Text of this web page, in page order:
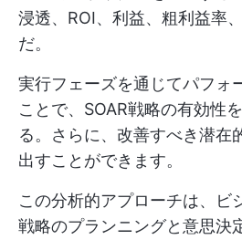
浸透、ROI、利益、粗利益率
だ。
実行フェーズを通じてパフォ
ことで、SOAR戦略の有効性
る。さらに、改善すべき潜在
出すことができます。
この分析的アプローチは、ビ
戦略のプランニングと意思決